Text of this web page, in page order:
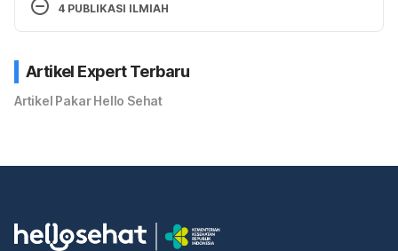
4 PUBLIKASI ILMIAH
Indonesia: Between Traditional Medicine and
Karakteristik Faktor Penyebab Pasien In Vitro
Factors Influencing The Time Delay of Acute
Artikel Expert Terbaru
Artikel Pakar Hello Sehat